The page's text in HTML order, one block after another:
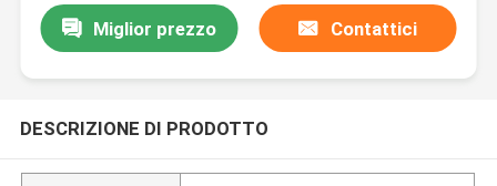
Miglior prezzo Contattici
DESCRIZIONE DI PRODOTTO